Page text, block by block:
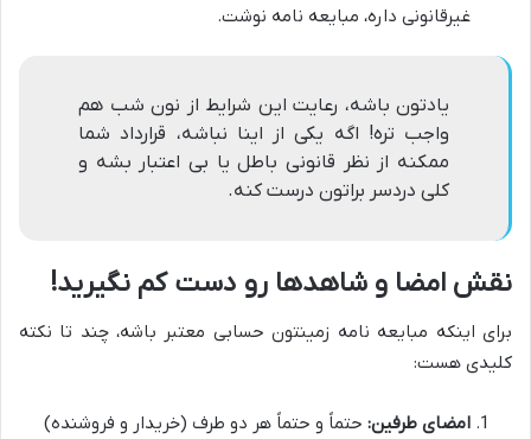
غیرقانونی داره، مبایعه نامه نوشت.
یادتون باشه، رعایت این شرایط از نون شب هم
واجب تره! اگه یکی از اینا نباشه، قرارداد شما
ممکنه از نظر قانونی باطل یا بی اعتبار بشه و
کلی دردسر براتون درست کنه.
نقش امضا و شاهدها رو دست کم نگیرید!
برای اینکه مبایعه نامه زمینتون حسابی معتبر باشه، چند تا نکته
کلیدی هست:
امضای طرفین: حتماً و حتماً هر دو طرف (خریدار و فروشنده)